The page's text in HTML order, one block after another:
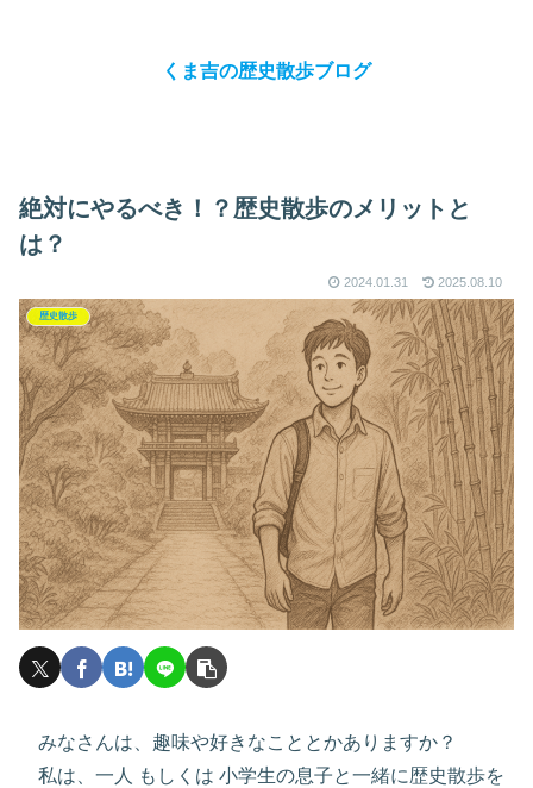
くま吉の歴史散歩ブログ
絶対にやるべき！？歴史散歩のメリットと
は？
2024.01.31 2025.08.10
歴史散歩
みなさんは、趣味や好きなこととかありますか？
私は、一人 もしくは 小学生の息子と一緒に歴史散歩を